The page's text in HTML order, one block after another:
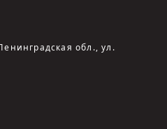
обл., ул.